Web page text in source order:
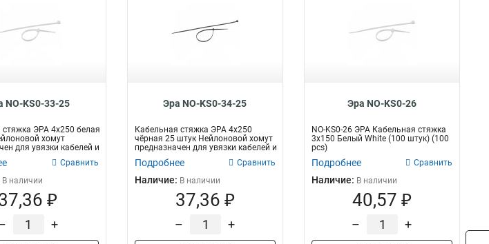
NO-KS0-33-25
стяжка ЭРА 4x250 белая
хомут
для увязки кабелей и
Сравнить
В наличии
₽
+
Эра NO-KS0-34-25
Кабельная стяжка ЭРА 4x250
чёрная 25 штук Нейлоновой хомут
предназначен для увязки кабелей и
Подробнее Сравнить
Наличие: В наличии
37,36 ₽
– +
Эра NO-KS0-26
NO-KS0-26 ЭРА Кабельная стяжка
3х150 Белый White (100 штук) (100
pcs)
Подробнее Сравнить
Наличие: В наличии
40,57 ₽
– +